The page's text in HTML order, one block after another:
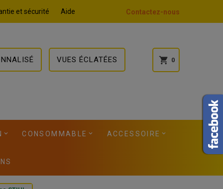
et sécurité Aide Contactez-nous
VUES ÉCLATÉES shopping_cart 0
CONSOMMABLE ACCESSOIRE